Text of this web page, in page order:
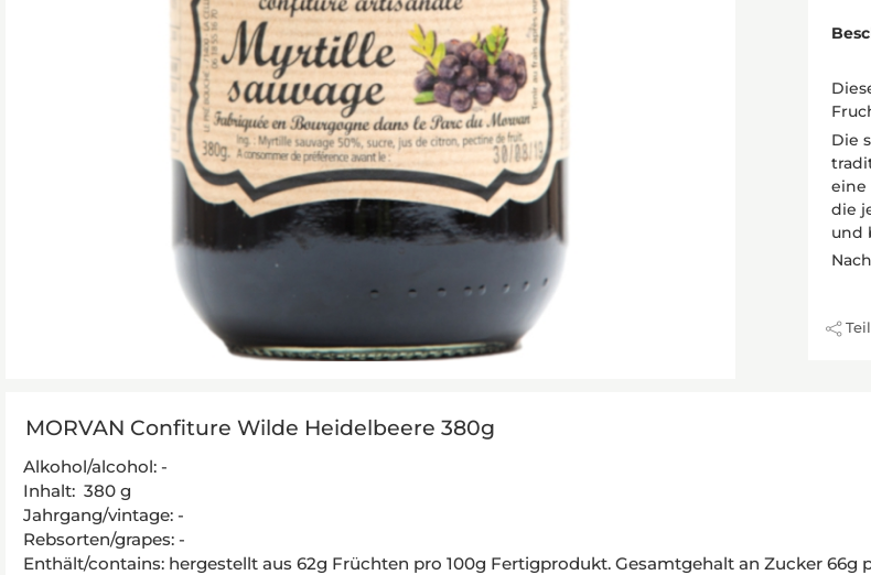
Die
eine
die
und
MORVAN Confiture Wilde Heidelbeere 380g
Alkohol/alcohol: -
Inhalt: 380 g
Jahrgang/vintage: -
Rebsorten/grapes: -
Enthält/contains: hergestellt aus 62g Früchten pro 100g Fertigprodukt. Gesamtgehalt an Zucker 66g